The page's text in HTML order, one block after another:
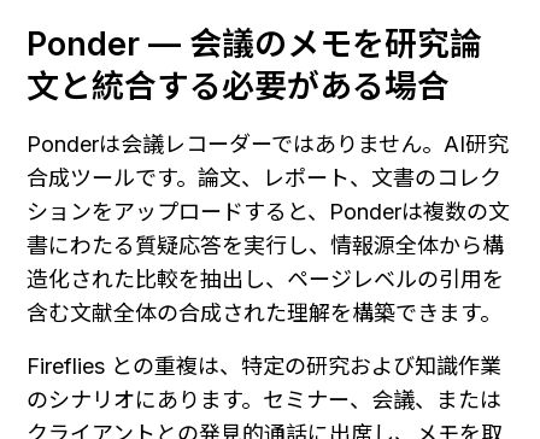
Ponder — 会議のメモを研究論
文と統合する必要がある場合
Ponderは会議レコーダーではありません。AI研究
合成ツールです。論文、レポート、文書のコレク
ションをアップロードすると、Ponderは複数の文
書にわたる質疑応答を実行し、情報源全体から構
造化された比較を抽出し、ページレベルの引用を
含む文献全体の合成された理解を構築できます。
Fireflies との重複は、特定の研究および知識作業
のシナリオにあります。セミナー、会議、または
クライアントとの発見的通話に出席し、メモを取